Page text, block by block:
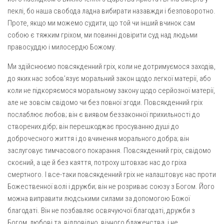
пеклі, бо наша свобода ладна вибирати назавжди і безповоротно.
Проте, якщо ми можемо судити, що той чи інший вчинок сам
собою є тяжким гріхом, ми повинні довірити суд над людьми
правосуддю і милосердю Божому.
Ми здійснюємо повсякденний гріх, коли не дотримуємося заходів,
до яких нас зобов’язує моральний закон щодо легкої матерії, або
коли не підкоряємося моральному закону щодо серйозної матерії,
але не зовсім свідомо чи без повної згоди. Повсякденний гріх
послаблює любов; він є виявом беззаконної прихильності до
створених дібр; він перешкоджає просуванню душі до
доброчесного життя і до вчинення морального добра; він
заслуговує тимчасового покарання. Повсякденний гріх, свідомо
скоєний, а ще й без каяття, потроху штовхає нас до гріха
смертного. І все-таки повсякденний гріх не налаштовує нас проти
Божественної волі і дружби; він не розриває союзу з Богом. Його
можна виправити людськими силами за допомогою Божої
благодаті. Він не позбавляє освячуючої благодаті, дружби з